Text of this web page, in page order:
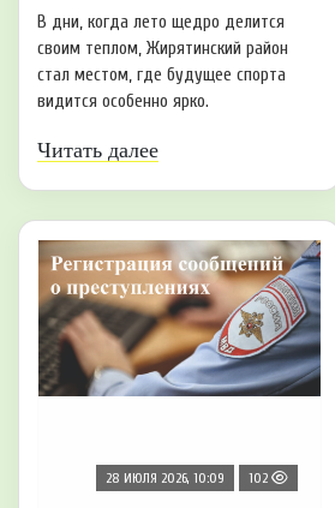
В дни, когда лето щедро делится
своим теплом, Жирятинский район
стал местом, где будущее спорта
видится особенно ярко.
Читать далее
28 ИЮЛЯ 2026, 10:09 102